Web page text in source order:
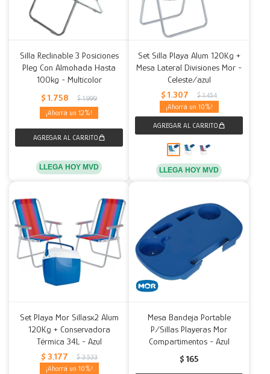
Silla Reclinable 3 Posiciones
Pleg Con Almohada Hasta
100kg - Multicolor
$ 1.758 $ 1.999
12
LLEGA HOY MVD
Set Silla Playa Alum 120Kg +
Mesa Lateral Divisiones Mor -
Celeste/azul
$ 1.307 $ 1.454
10
LLEGA HOY MVD
Set Playa Mor Sillasx2 Alum
120Kg + Conservadora
Térmica 34L - Azul
$ 3.177 $ 3.533
10
Mesa Bandeja Portable
P/Sillas Playeras Mor
Compartimentos - Azul
$ 165